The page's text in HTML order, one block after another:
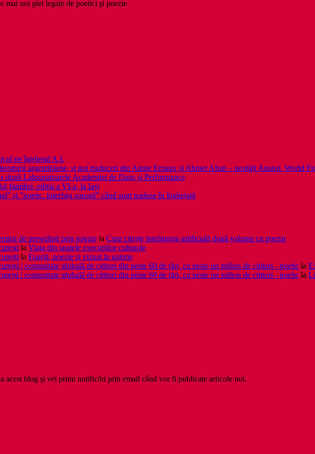
mai noi ştiri legate de poetici şi poezie
pe înțelesul A.I.
argentiniene, și noi traduceri din Annie Ernaux și Ahmet Altan – noutăți Anansi. World
după Laboaratoarele Academiei de Dans și Performance
familiei, ediția a VI-a, la Iași
și ”poetic. interfața sonoră” când sunt traduse în înghețată
de președinți prin poezie la Cum citește inteligența artificială două volume cu poezie
la Viaţa din spatele execuţiilor culturale
la Foarţă, poezie şi vizual la galerie
| comunitate globală de cititori din peste 60 de țări, cu peste un milion de cititori - poetic la
| comunitate globală de cititori din peste 60 de țări, cu peste un milion de cititori - poetic la
acest blog și vei primi notificări prin email când vor fi publicate articole noi.